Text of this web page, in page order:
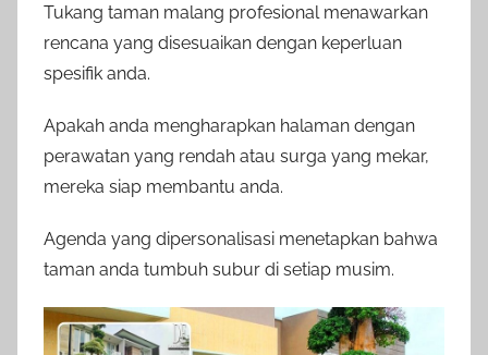
Tukang taman malang profesional menawarkan
rencana yang disesuaikan dengan keperluan
spesifik anda.
Apakah anda mengharapkan halaman dengan
perawatan yang rendah atau surga yang mekar,
mereka siap membantu anda.
Agenda yang dipersonalisasi menetapkan bahwa
taman anda tumbuh subur di setiap musim.